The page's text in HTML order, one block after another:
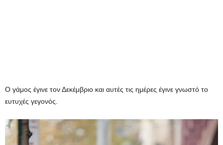
Ο γάμος έγινε τον Δεκέμβριο και αυτές τις ημέρες έγινε γνωστό το
ευτυχές γεγονός.